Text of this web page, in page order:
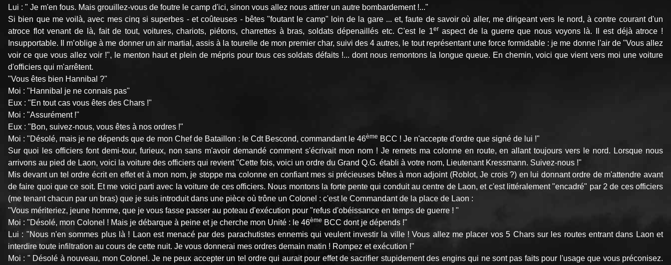
Lui : " Je m'en fous. Mais grouillez-vous de foutre le camp d'ici, sinon vous allez nous attirer un autre bombardement !..."
Si bien que me voilà, avec mes cinq si superbes - et coûteuses - bêtes "foutant le camp" loin de la gare ... et, faute de savoir où aller, me dirigeant vers le nord, à contre courant d'un
atroce flot venant de là, fait de tout, voitures, chariots, piétons, charrettes à bras, soldats dépenaillés etc. C'est le 1er aspect de la guerre que nous voyons là. Il est déjà atroce !
Insupportable. Il m’oblige à me donner un air martial, assis à la tourelle de mon premier char, suivi des 4 autres, le tout représentant une force formidable : je me donne l'air de "Vous allez
voir ce que vous allez voir !", le menton haut et plein de mépris pour tous ces soldats défaits !... dont nous remontons la longue queue. En chemin, voici que vient vers moi une voiture
d'officiers qui m'arrêtent.
"Vous êtes bien Hannibal ?"
Moi : "Hannibal je ne connais pas"
Eux : "En tout cas vous êtes des Chars !"
Moi : "Assurément !"
Eux : "Bon, suivez-nous, vous êtes à nos ordres !"
Moi : "Désolé, mais je ne dépends que de mon Chef de Bataillon : le Cdt Bescond, commandant le 46ème BCC ! Je n'accepte d'ordre que signé de lui !"
Sur quoi les officiers font demi-tour, furieux, non sans m'avoir demandé comment s'écrivait mon nom ! Je remets ma colonne en route, en allant toujours vers le nord. Lorsque nous
arrivons au pied de Laon, voici la voiture des officiers qui revient "Cette fois, voici un ordre du Grand Q.G. établi à votre nom, Lieutenant Kressmann. Suivez-nous !"
Mis devant un tel ordre écrit en effet et à mon nom, je stoppe ma colonne en confiant mes si précieuses bêtes à mon adjoint (Roblot, Je crois ?) en lui donnant ordre de m'attendre avant
de faire quoi que ce soit. Et me voici parti avec la voiture de ces officiers. Nous montons la forte pente qui conduit au centre de Laon, et c'est littéralement "encadré" par 2 de ces officiers
(me tenant chacun par un bras) que je suis introduit dans une pièce où trône un Colonel : c'est le Commandant de la place de Laon :
"Vous mériteriez, jeune homme, que je vous fasse passer au poteau d'exécution pour "refus d'obéissance en temps de guerre ! "
Moi : "Désolé, mon Colonel ! Mais je débarque à peine et je cherche mon Unité : le 46ème BCC dont je dépends !"
Lui : "Nous n'en sommes plus là ! Laon est menacé par des parachutistes ennemis qui veulent investir la ville ! Vous allez me placer vos 5 Chars sur les routes entrant dans Laon et
interdire toute infiltration au cours de cette nuit. Je vous donnerai mes ordres demain matin ! Rompez et exécution !"
Moi : " Désolé à nouveau, mon Colonel. Je ne peux accepter un tel ordre qui aurait pour effet de sacrifier stupidement des engins qui ne sont pas faits pour l'usage que vous préconisez.